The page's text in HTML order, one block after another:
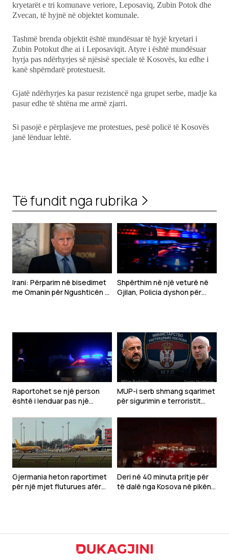
kryetarët e tri komunave veriore, Leposaviq, Zubin Potok dhe
Zvecan, të hyjnë në objektet komunale.
Tashmë brenda objektit është mundësuar të hyjë kryetari i
Zubin Potokut dhe ai i Leposaviqit. Atyre i është mundësuar
hyrja pas ndërhyrjes së njësisë speciale të Kosovës, ku edhe i
kanë shpërndarë protestuesit.
Gjatë ndërhyrjes ka pasur rezistencë nga grupet serbe, madje ka
pasur edhe të shtëna me armë zjarri.
Si pasojë e përplasjeve me protestues, pesë policë të Kosovës
janë lënduar lehtë.
Të fundit nga rubrika
Irani: Përparim në bisedimet
me Omanin për Ngushticën e
Shpërthim në një veturë në
Gjilan, Policia dyshon për
Raportohet se një person
është i lenduar pas një
Gjilan
MUP-i serb shmang sqarimet
për sigurimin e terroristit
Gjermania heton raportimet
për një mjet fluturues afër
Deri në 40 minuta pritje për
të dalë nga Kosova në pikën